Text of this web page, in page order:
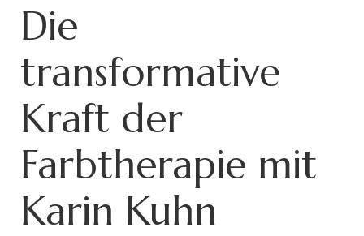
Die
transformative
Kraft der
Farbtherapie mit
Karin Kuhn